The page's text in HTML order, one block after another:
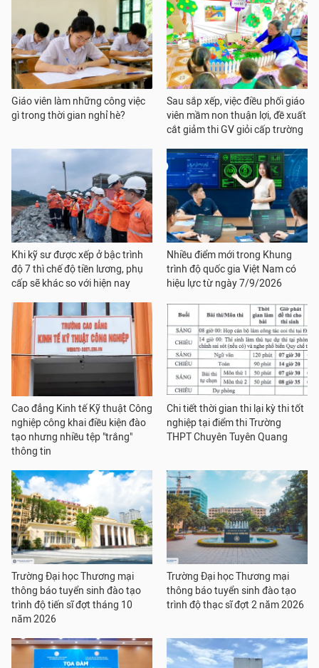
Giáo viên làm những công việc
gì trong thời gian nghỉ hè?
Sau sắp xếp, việc điều phối giáo
viên mầm non thuận lợi, đề xuất
cắt giảm thi GV giỏi cấp trường
Khi kỹ sư được xếp ở bậc trình
độ 7 thì chế độ tiền lương, phụ
cấp sẽ khác so với hiện nay
Nhiều điểm mới trong Khung
trình độ quốc gia Việt Nam có
hiệu lực từ ngày 7/9/2026
Cao đẳng Kinh tế Kỹ thuật Công
nghiệp công khai điều kiện đào
tạo nhưng nhiều tệp "trắng"
thông tin
Chi tiết thời gian thi lại kỳ thi tốt
nghiệp tại điểm thi Trường
THPT Chuyên Tuyên Quang
Trường Đại học Thương mại
thông báo tuyển sinh đào tạo
trình độ tiến sĩ đợt tháng 10
năm 2026
Trường Đại học Thương mại
thông báo tuyển sinh đào tạo
trình độ thạc sĩ đợt 2 năm 2026